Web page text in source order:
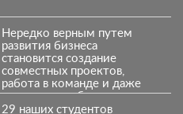
Нередко верным путем
развития бизнеса
становится создание
совместных проектов,
работа в команде и даже
полномасштабные
объединения.
29 наших студентов